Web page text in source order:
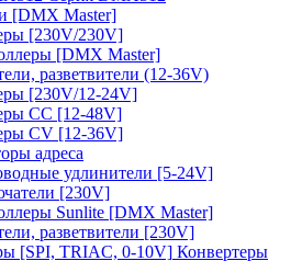
[DMX Master]
[230V/230V]
[DMX Master]
разветвители (12-36V)
[230V/12-24V]
CC [12-48V]
CV [12-36V]
адреса
удлинители [5-24V]
[230V]
Sunlite [DMX Master]
разветвители [230V]
Конвертеры